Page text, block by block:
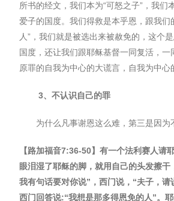
所书的经文，我们本为“可怒之子” ，我们
爱子的国度。我们得救是本乎恩，跟我
人” ，我们就是被选出来被赦免的，这个
国度，还让我们跟耶稣基督一同复活，
原罪的自我为中心的大谎言，自我为中
3、不认识自己的罪
为什么凡事谢恩这么难，第三是因
【路加福音7:36-50】有一个法利赛人请
眼泪湿了耶稣的脚，就用自己的头发擦
我有句话要对你说” ，⻄⻔说， “夫子，请
⻄⻔回答说:“我想是那多得恩免的人”。